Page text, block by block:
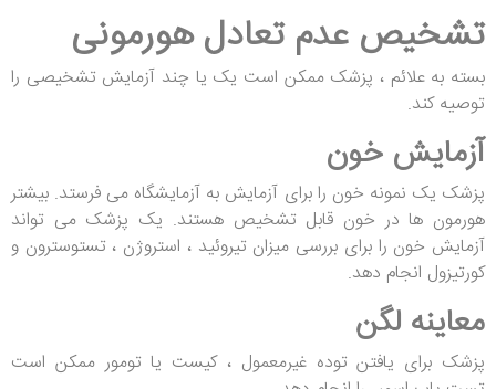
تشخیص عدم تعادل هورمونی
بسته به علائم ، پزشک ممکن است یک یا چند آزمایش تشخیصی را
توصیه کند.
آزمایش خون
پزشک یک نمونه خون را برای آزمایش به آزمایشگاه می فرستد. بیشتر
هورمون ها در خون قابل تشخیص هستند. یک پزشک می تواند
آزمایش خون را برای بررسی میزان تیروئید ، استروژن ، تستوسترون و
کورتیزول انجام دهد.
معاینه لگن
پزشک برای یافتن توده غیرمعمول ، کیست یا تومور ممکن است